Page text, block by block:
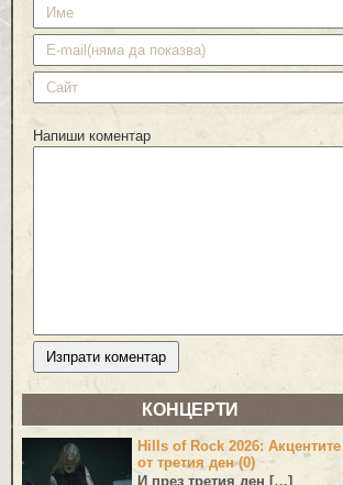
Напиши коментар
КОНЦЕРТИ
Hills of Rock 2026: Акцентите
от третия ден (0)
И през третия ден […]